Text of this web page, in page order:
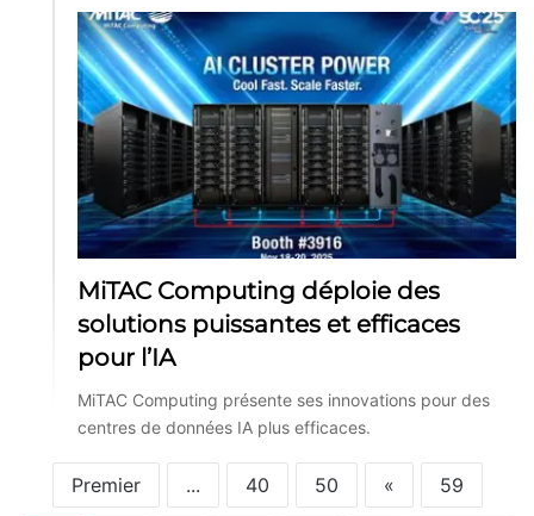
MiTAC Computing déploie des
solutions puissantes et efficaces
pour l’IA
MiTAC Computing présente ses innovations pour des
centres de données IA plus efficaces.
Premier ... 40 50 « 59